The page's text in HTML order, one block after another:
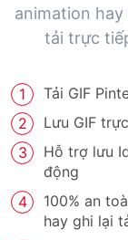
animation
tải trực
Tải GIF
Lưu GIF
Hỗ trợ lưu
động
100% an
hay ghi lại